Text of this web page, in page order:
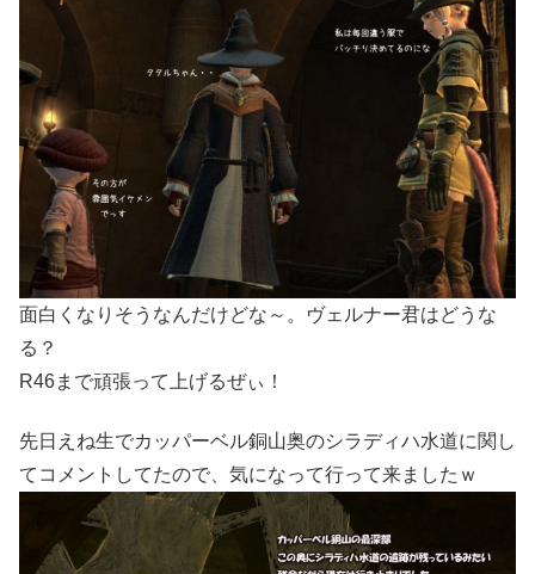
面白くなりそうなんだけどな～。ヴェルナー君はどうな
る？
R46まで頑張って上げるぜぃ！
先日えね生でカッパーベル銅山奥のシラディハ水道に関し
てコメントしてたので、気になって行って来ましたｗ